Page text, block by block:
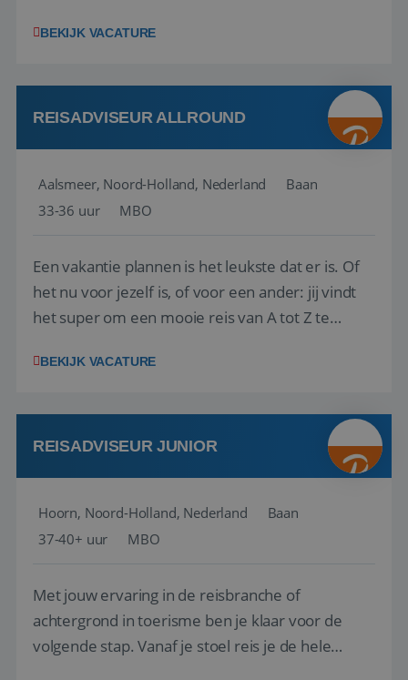
wensen van je team, je klant en wat er in de
klanten te overtuigen om die droomreis te
boeken! ...
BEKIJK VACATURE
REISADVISEUR ALLROUND
Aalsmeer, Noord-Holland, Nederland
Baan
33-36 uur
MBO
Een vakantie plannen is het leukste dat er is. Of
het nu voor jezelf is, of voor een ander: jij vindt
het super om een mooie reis van A tot Z te
vakantiegangers de meest prachtige plekjes op
werken: of het nu gaat om vragen ...
BEKIJK VACATURE
REISADVISEUR JUNIOR
Hoorn, Noord-Holland, Nederland
Baan
37-40+ uur
MBO
Met jouw ervaring in de reisbranche of
achtergrond in toerisme ben je klaar voor de
volgende stap. Vanaf je stoel reis je de hele